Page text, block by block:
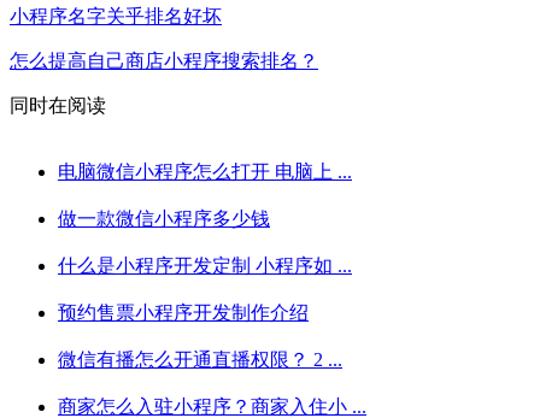
小程序名字关乎排名好坏
怎么提高自己商店小程序搜索排名？
同时在阅读
电脑微信小程序怎么打开 电脑上 ...
做一款微信小程序多少钱
什么是小程序开发定制 小程序如 ...
预约售票小程序开发制作介绍
微信有播怎么开通直播权限？ 2 ...
商家怎么入驻小程序？商家入住小 ...